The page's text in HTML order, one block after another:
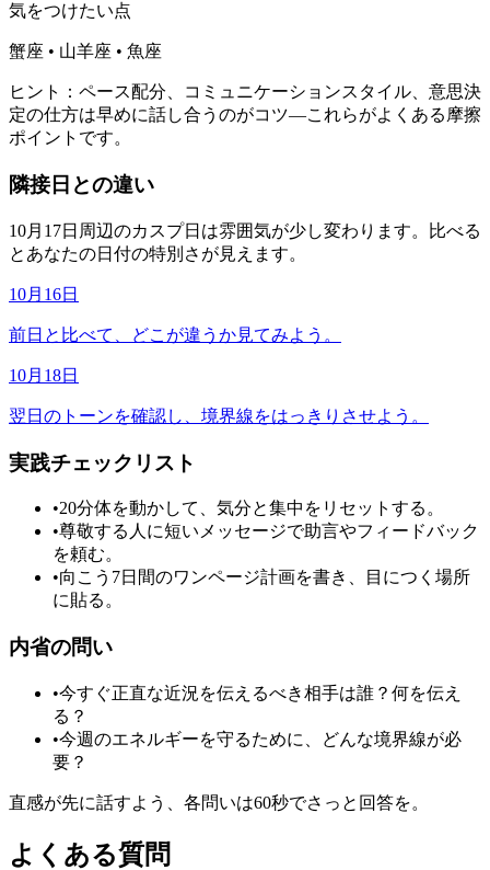
気をつけたい点
蟹座 • 山羊座 • 魚座
ヒント：ペース配分、コミュニケーションスタイル、意思決
定の仕方は早めに話し合うのがコツ—これらがよくある摩擦
ポイントです。
隣接日との違い
10月17日周辺のカスプ日は雰囲気が少し変わります。比べる
とあなたの日付の特別さが見えます。
10月16日
前日と比べて、どこが違うか見てみよう。
10月18日
翌日のトーンを確認し、境界線をはっきりさせよう。
実践チェックリスト
•20分体を動かして、気分と集中をリセットする。
•尊敬する人に短いメッセージで助言やフィードバック
を頼む。
•向こう7日間のワンページ計画を書き、目につく場所
に貼る。
内省の問い
•今すぐ正直な近況を伝えるべき相手は誰？何を伝え
る？
•今週のエネルギーを守るために、どんな境界線が必
要？
直感が先に話すよう、各問いは60秒でさっと回答を。
よくある質問